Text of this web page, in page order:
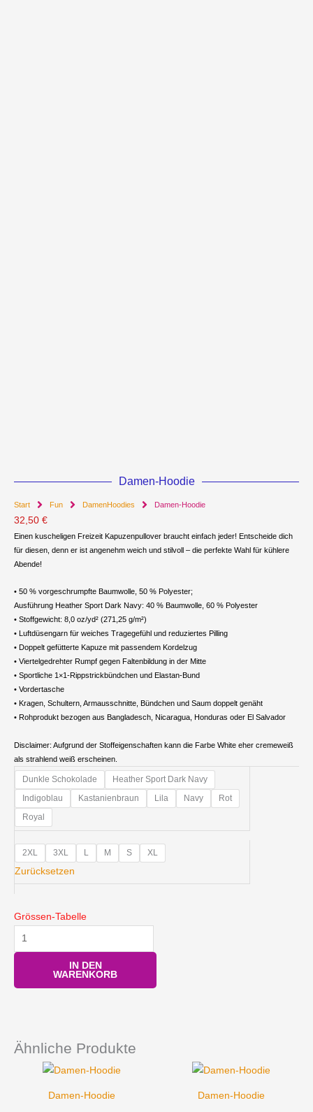
Damen-Hoodie
Start Fun DamenHoodies Damen-Hoodie
32,50 €
Einen kuscheligen Freizeit Kapuzenpullover braucht einfach jeder! Entscheide dich
für diesen, denn er ist angenehm weich und stilvoll – die perfekte Wahl für kühlere
Abende!
• 50 % vorgeschrumpfte Baumwolle, 50 % Polyester;
Ausführung Heather Sport Dark Navy: 40 % Baumwolle, 60 % Polyester
• Stoffgewicht: 8,0 oz/yd² (271,25 g/m²)
• Luftdüsengarn für weiches Tragegefühl und reduziertes Pilling
• Doppelt gefütterte Kapuze mit passendem Kordelzug
• Viertelgedrehter Rumpf gegen Faltenbildung in der Mitte
• Sportliche 1×1-Rippstrickbündchen und Elastan-Bund
• Vordertasche
• Kragen, Schultern, Armausschnitte, Bündchen und Saum doppelt genäht
• Rohprodukt bezogen aus Bangladesch, Nicaragua, Honduras oder El Salvador
Disclaimer: Aufgrund der Stoffeigenschaften kann die Farbe White eher cremeweiß
als strahlend weiß erscheinen.
Dunkle Schokolade
Heather Sport Dark Navy
Indigoblau
Kastanienbraun Lila Navy
Rot
Royal
2XL 3XL L M S XL
Zurücksetzen
Grössen-Tabelle
Damen-
Hoodie
Menge
IN DEN
WARENKORB
Ähnliche Produkte
Damen-Hoodie Damen-Hoodie